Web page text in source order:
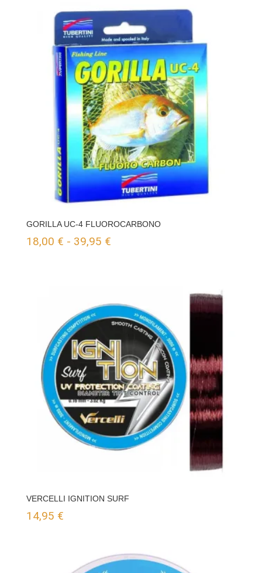
desde
6,95 €
hasta
11,95 €
GORILLA UC-4 FLUOROCARBONO
18,00 € - 39,95 €Rango
18,00 €
hasta
39,95 €
VERCELLI IGNITION SURF
14,95 €